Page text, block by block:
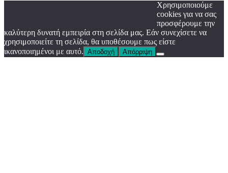
Χρησιμοποιούμε
cookies για να σας
προσφέρουμε την
καλύτερη δυνατή εμπειρία στη σελίδα μας. Εάν συνεχίσετε να
χρησιμοποιείτε τη σελίδα, θα υποθέσουμε πως είστε
ικανοποιημένοι με αυτό. Αποδοχή Απόρριψη